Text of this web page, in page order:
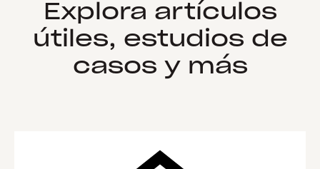
Explora artículos
útiles, estudios de
casos y más